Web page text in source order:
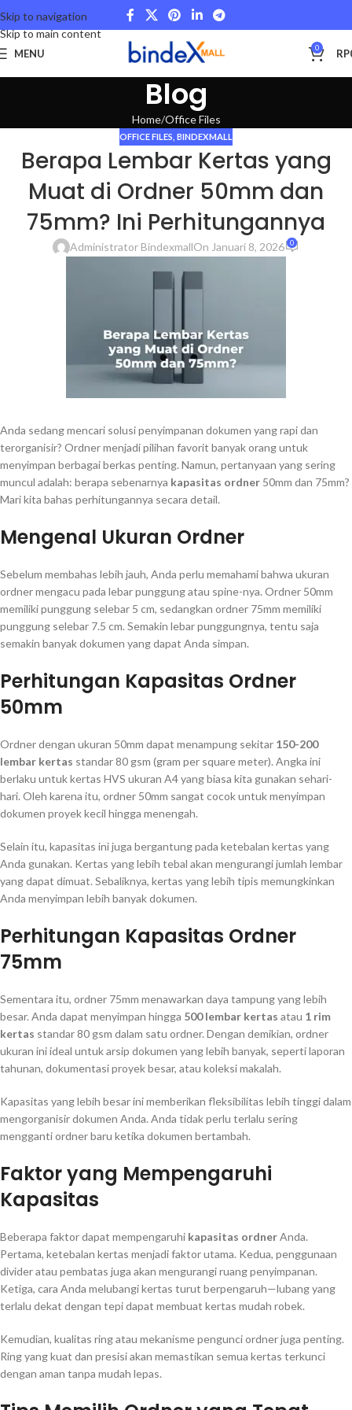
Skip to navigation
Skip to main content
MENU 0 RP
Blog
Home Office Files
OFFICE FILES BINDEXMALL
Berapa Lembar Kertas yang
Muat di Ordner 50mm dan
75mm? Ini Perhitungannya
Administrator BindexmallOn Januari 8, 2026 0
Anda sedang mencari solusi penyimpanan dokumen yang rapi dan
terorganisir? Ordner menjadi pilihan favorit banyak orang untuk
menyimpan berbagai berkas penting. Namun, pertanyaan yang sering
muncul adalah: berapa sebenarnya kapasitas ordner 50mm dan 75mm?
Mari kita bahas perhitungannya secara detail.
Mengenal Ukuran Ordner
Sebelum membahas lebih jauh, Anda perlu memahami bahwa ukuran
ordner mengacu pada lebar punggung atau spine-nya. Ordner 50mm
memiliki punggung selebar 5 cm, sedangkan ordner 75mm memiliki
punggung selebar 7.5 cm. Semakin lebar punggungnya, tentu saja
semakin banyak dokumen yang dapat Anda simpan.
Perhitungan Kapasitas Ordner
50mm
Ordner dengan ukuran 50mm dapat menampung sekitar 150-200
lembar kertas standar 80 gsm (gram per square meter). Angka ini
berlaku untuk kertas HVS ukuran A4 yang biasa kita gunakan sehari-
hari. Oleh karena itu, ordner 50mm sangat cocok untuk menyimpan
dokumen proyek kecil hingga menengah.
Selain itu, kapasitas ini juga bergantung pada ketebalan kertas yang
Anda gunakan. Kertas yang lebih tebal akan mengurangi jumlah lembar
yang dapat dimuat. Sebaliknya, kertas yang lebih tipis memungkinkan
Anda menyimpan lebih banyak dokumen.
Perhitungan Kapasitas Ordner
75mm
Sementara itu, ordner 75mm menawarkan daya tampung yang lebih
besar. Anda dapat menyimpan hingga 500 lembar kertas atau 1 rim
kertas standar 80 gsm dalam satu ordner. Dengan demikian, ordner
ukuran ini ideal untuk arsip dokumen yang lebih banyak, seperti laporan
tahunan, dokumentasi proyek besar, atau koleksi makalah.
Kapasitas yang lebih besar ini memberikan fleksibilitas lebih tinggi dalam
mengorganisir dokumen Anda. Anda tidak perlu terlalu sering
mengganti ordner baru ketika dokumen bertambah.
Faktor yang Mempengaruhi
Kapasitas
Beberapa faktor dapat mempengaruhi kapasitas ordnerAnda.
Pertama, ketebalan kertas menjadi faktor utama. Kedua, penggunaan
divider atau pembatas juga akan mengurangi ruang penyimpanan.
Ketiga, cara Anda melubangi kertas turut berpengaruh—lubang yang
terlalu dekat dengan tepi dapat membuat kertas mudah robek.
Kemudian, kualitas ring atau mekanisme pengunci ordner juga penting.
Ring yang kuat dan presisi akan memastikan semua kertas terkunci
dengan aman tanpa mudah lepas.